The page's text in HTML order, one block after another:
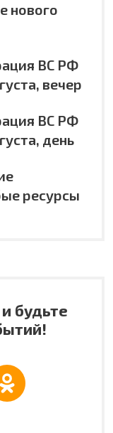
нового
ВС РФ
вечер
ВС РФ
день
ресурсы
будьте